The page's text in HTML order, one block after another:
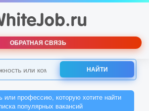
ОБРАТНАЯ СВЯЗЬ
НАЙТИ
или профессию, которую хотите найти
популярных вакансий